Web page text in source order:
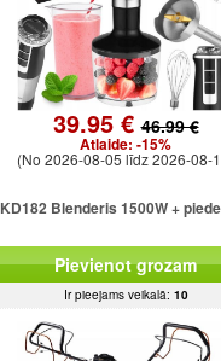
39.95 €46.99 €
Atlaide: -15%
(No 2026-08-05 līdz 2026-08-
KD182 Blenderis 1500W +
Pievienot grozam
Ir pieejams veikalā: 10